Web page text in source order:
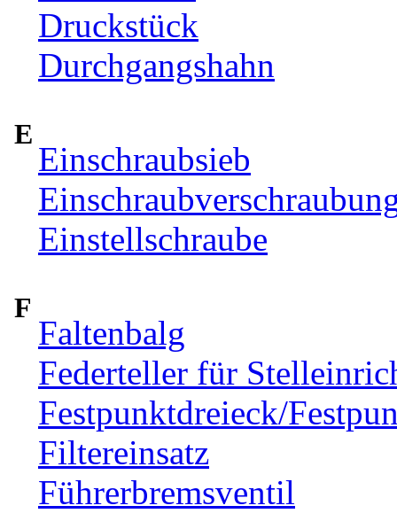
Druckstück
Durchgangshahn
E
Einschraubsieb
Einstellschraube
F
Faltenbalg
Federteller für
Festpunktdreieck/
Filtereinsatz
Führerbremsventil